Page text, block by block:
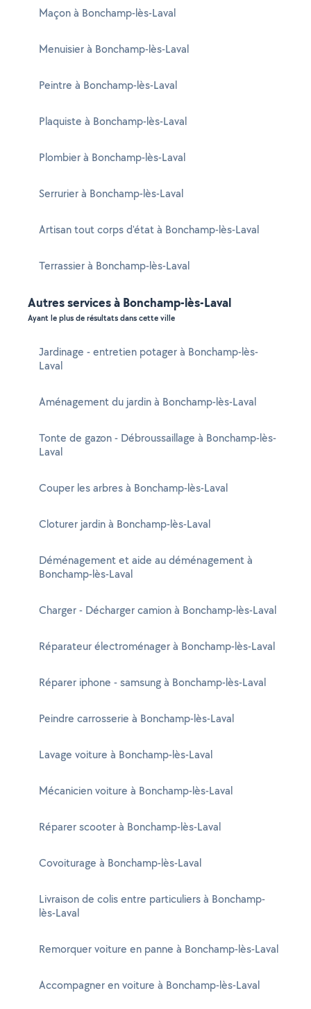
Maçon à Bonchamp-lès-Laval
Menuisier à Bonchamp-lès-Laval
Peintre à Bonchamp-lès-Laval
Plaquiste à Bonchamp-lès-Laval
Plombier à Bonchamp-lès-Laval
Serrurier à Bonchamp-lès-Laval
Artisan tout corps d'état à Bonchamp-lès-Laval
Terrassier à Bonchamp-lès-Laval
Autres services à Bonchamp-lès-Laval
Ayant le plus de résultats dans cette ville
Jardinage - entretien potager à Bonchamp-lès-
Laval
Aménagement du jardin à Bonchamp-lès-Laval
Tonte de gazon - Débroussaillage à Bonchamp-lès-
Laval
Couper les arbres à Bonchamp-lès-Laval
Cloturer jardin à Bonchamp-lès-Laval
Déménagement et aide au déménagement à
Bonchamp-lès-Laval
Charger - Décharger camion à Bonchamp-lès-Laval
Réparateur électroménager à Bonchamp-lès-Laval
Réparer iphone - samsung à Bonchamp-lès-Laval
Peindre carrosserie à Bonchamp-lès-Laval
Lavage voiture à Bonchamp-lès-Laval
Mécanicien voiture à Bonchamp-lès-Laval
Réparer scooter à Bonchamp-lès-Laval
Covoiturage à Bonchamp-lès-Laval
Livraison de colis entre particuliers à Bonchamp-
lès-Laval
Remorquer voiture en panne à Bonchamp-lès-Laval
Accompagner en voiture à Bonchamp-lès-Laval